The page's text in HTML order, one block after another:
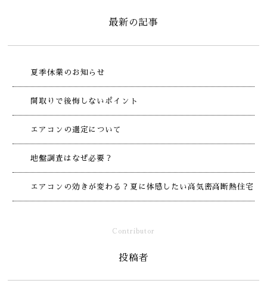
最新の記事
夏季休業のお知らせ
間取りで後悔しないポイント
エアコンの選定について
地盤調査はなぜ必要？
エアコンの効きが変わる？夏に体感したい高気密高断熱住宅
Contributor
投稿者